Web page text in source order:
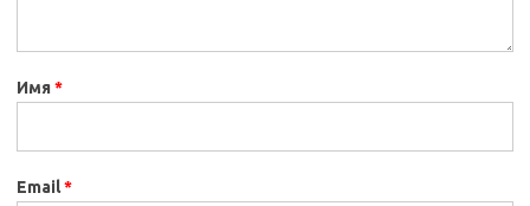
Имя*
Email*